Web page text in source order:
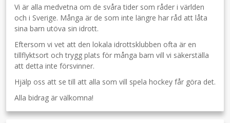
Vi är alla medvetna om de svåra tider som råder i världen
och i Sverige. Många är de som inte längre har råd att låta
sina barn utöva sin idrott.
Eftersom vi vet att den lokala idrottsklubben ofta är en
tillflyktsort och trygg plats för många barn vill vi säkerställa
att detta inte försvinner.
Hjälp oss att se till att alla som vill spela hockey får göra det.
Alla bidrag är välkomna!